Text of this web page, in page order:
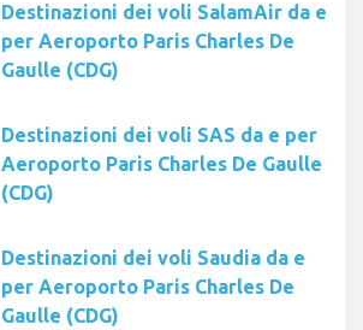
Destinazioni dei voli SalamAir da e
per Aeroporto Paris Charles De
Gaulle (CDG)
Destinazioni dei voli SAS da e per
Aeroporto Paris Charles De Gaulle
(CDG)
Destinazioni dei voli Saudia da e
per Aeroporto Paris Charles De
Gaulle (CDG)